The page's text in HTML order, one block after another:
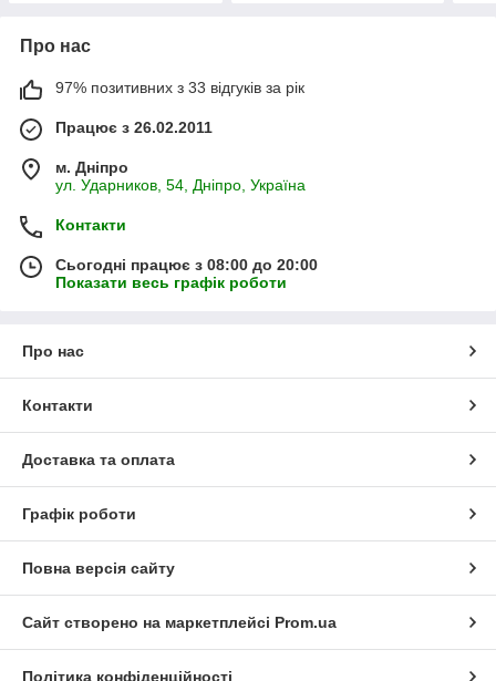
Про нас
97% позитивних з 33 відгуків за рік
Працює з 26.02.2011
м. Дніпро
ул. Ударников, 54, Дніпро, Україна
Контакти
Сьогодні працює з 08:00 до 20:00
Показати весь графік роботи
Про нас
Контакти
Доставка та оплата
Графік роботи
Повна версія сайту
Сайт створено на маркетплейсі Prom.ua
Політика конфіденційності